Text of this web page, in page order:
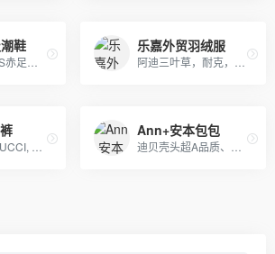
鞋 乐嘉外贸羽绒服
Ann+安本包包